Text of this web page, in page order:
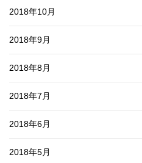
2018年10月
2018年9月
2018年8月
2018年7月
2018年6月
2018年5月